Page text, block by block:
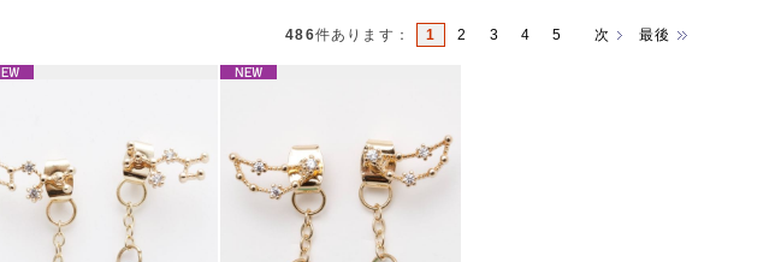
486件あります ： 1 2 3 4 5 次 最後